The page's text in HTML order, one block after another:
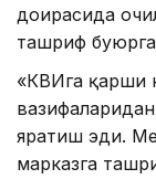
доирасида
ташриф
«КВИга қарши
яратиш эди.
марказга